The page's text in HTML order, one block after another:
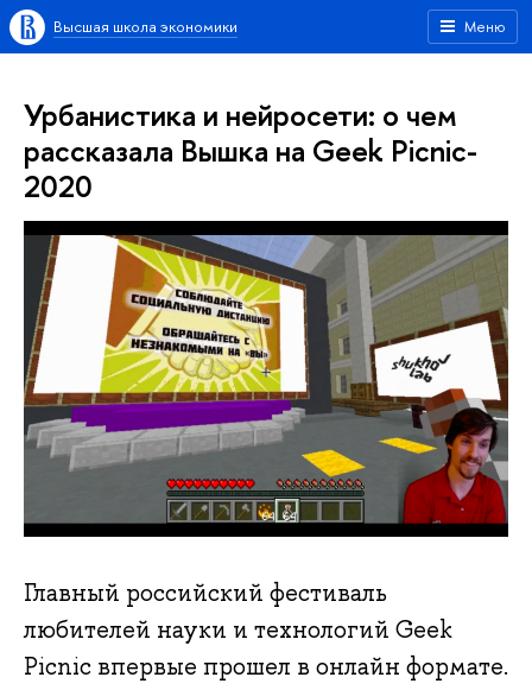
Меню
Высшая школа экономики
Урбанистика и нейросети: о чем
рассказала Вышка на Geek Picnic-
2020
Главный российский фестиваль
любителей науки и технологий Geek
Picnic впервые прошел в онлайн формате.